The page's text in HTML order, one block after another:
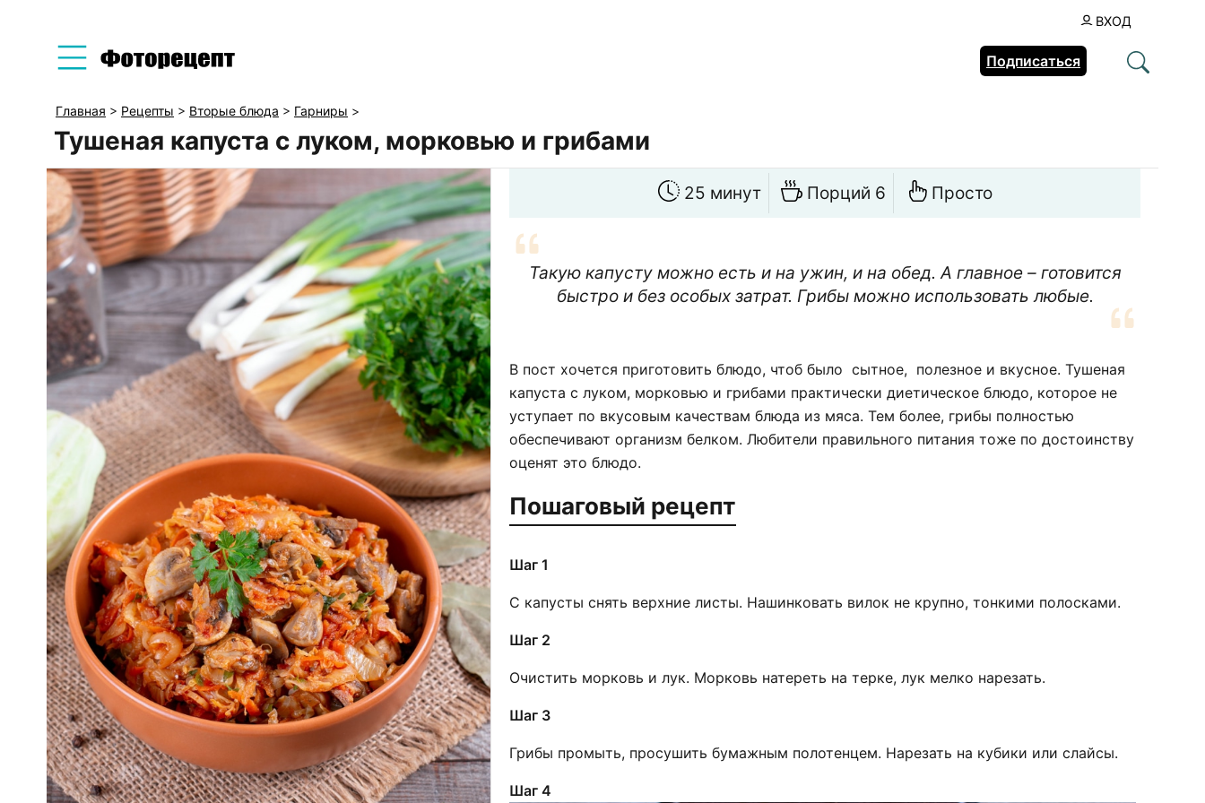
ВХОД
Подписаться
Главная > Рецепты > Вторые блюда > Гарниры >
Тушеная капуста с луком, морковью и грибами
25 минут Порций 6 Просто
Такую капусту можно есть и на ужин, и на обед. А главное – готовится
быстро и без особых затрат. Грибы можно использовать любые.
В пост хочется приготовить блюдо, чтоб было сытное, полезное и вкусное. Тушеная
капуста с луком, морковью и грибами практически диетическое блюдо, которое не
уступает по вкусовым качествам блюда из мяса. Тем более, грибы полностью
обеспечивают организм белком. Любители правильного питания тоже по достоинству
оценят это блюдо.
Пошаговый рецепт
Шаг 1
С капусты снять верхние листы. Нашинковать вилок не крупно, тонкими полосками.
Шаг 2
Очистить морковь и лук. Морковь натереть на терке, лук мелко нарезать.
Шаг 3
Грибы промыть, просушить бумажным полотенцем. Нарезать на кубики или слайсы.
Шаг 4